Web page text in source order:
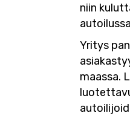
niin
Yritys
maassa.